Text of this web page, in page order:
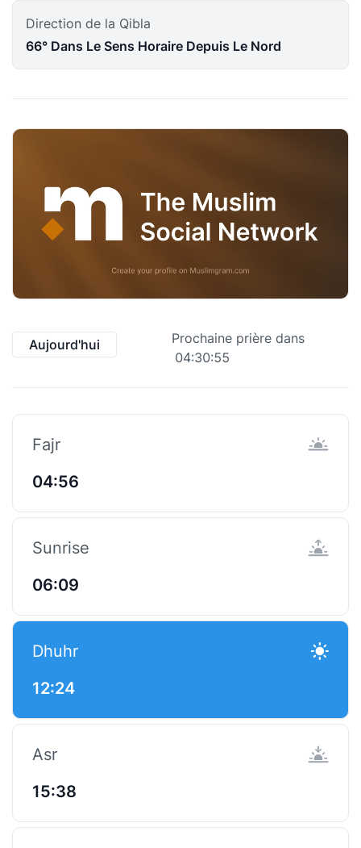
Direction de la Qibla
66° Dans Le Sens Horaire Depuis Le Nord
Aujourd'hui
Prochaine prière dans
04:30:54
Fajr
04:56
Sunrise
06:09
Dhuhr
12:24
Asr
15:38